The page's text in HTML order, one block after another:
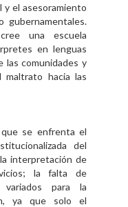
y el asesoramiento
gubernamentales.
una escuela
en lenguas
las comunidades y
hacia las
se enfrenta el
del
interpretación de
la falta de
para la
ya que solo el